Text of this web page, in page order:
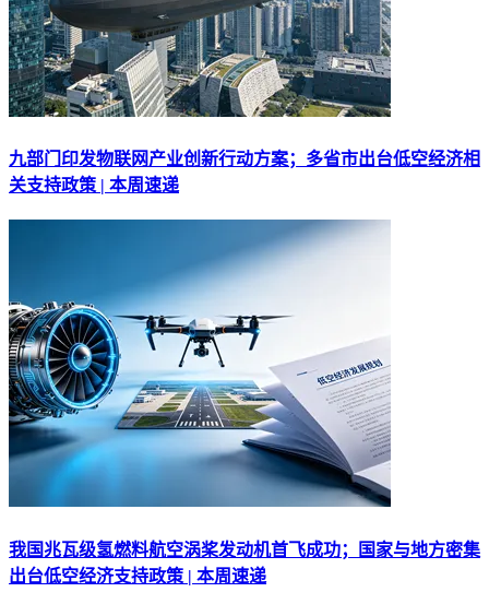
九部门印发物联网产业创新行动方案；多省市出台低空经济相
关支持政策 | 本周速递
我国兆瓦级氢燃料航空涡桨发动机首飞成功；国家与地方密集
出台低空经济支持政策 | 本周速递